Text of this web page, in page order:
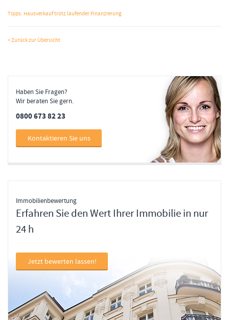
Tipps: Hausverkauf trotz laufender Finanzierung
< Zurück zur Übersicht
Haben Sie Fragen?
Wir beraten Sie gern.
0800 673 82 23
Kontaktieren Sie uns
Immobilienbewertung
Erfahren Sie den Wert Ihrer Immobilie in nur
24 h
Jetzt bewerten lassen!